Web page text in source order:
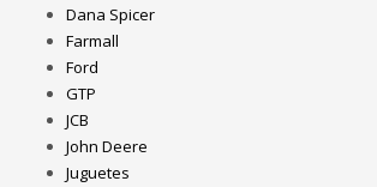
Dana Spicer
Farmall
Ford
GTP
JCB
John Deere
Juguetes